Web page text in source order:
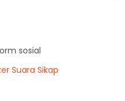
sosial